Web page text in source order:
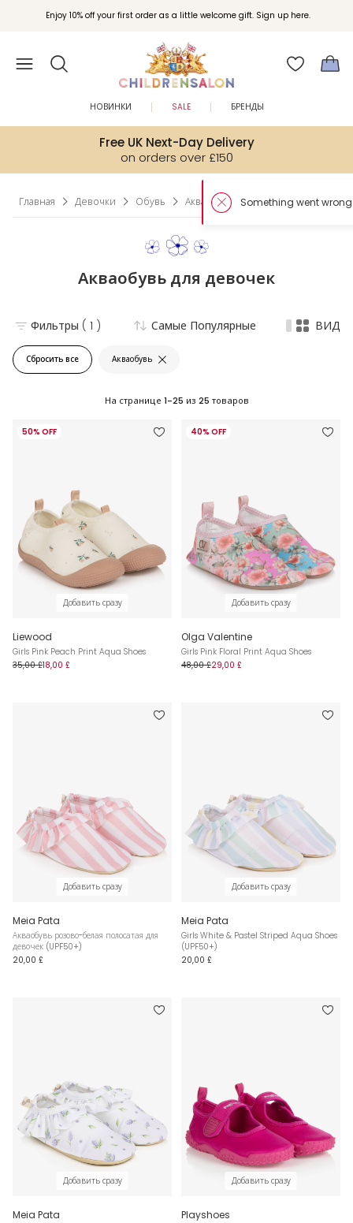
Enjoy 10% off your first order as a little welcome gift. Sign up here.
Free UK Next-Day Delivery
on orders over £150
НОВИНКИ SALE БРЕНДЫ
Главная Девочки Обувь Акваобувь
Акваобувь для девочек
Сбросить все Акваобувь
Фильтры ( 1 ) Самые Популярные ВИД
На странице 1-25 из 25 товаров
50% OFF
Добавить сразу
Liewood
Girls Pink Peach Print Aqua Shoes
35,00 £18,00 £
40% OFF
Добавить сразу
Olga Valentine
Girls Pink Floral Print Aqua Shoes
48,00 £29,00 £
Добавить сразу
Meia Pata
Акваобувь розово-белая полосатая для
девочек (UPF50+)
20,00 £
Добавить сразу
Meia Pata
Girls White & Pastel Striped Aqua Shoes
(UPF50+)
20,00 £
Добавить сразу
Meia Pata
Добавить сразу
Playshoes